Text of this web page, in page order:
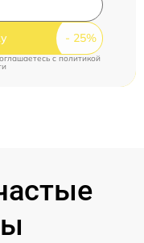
cполитикой